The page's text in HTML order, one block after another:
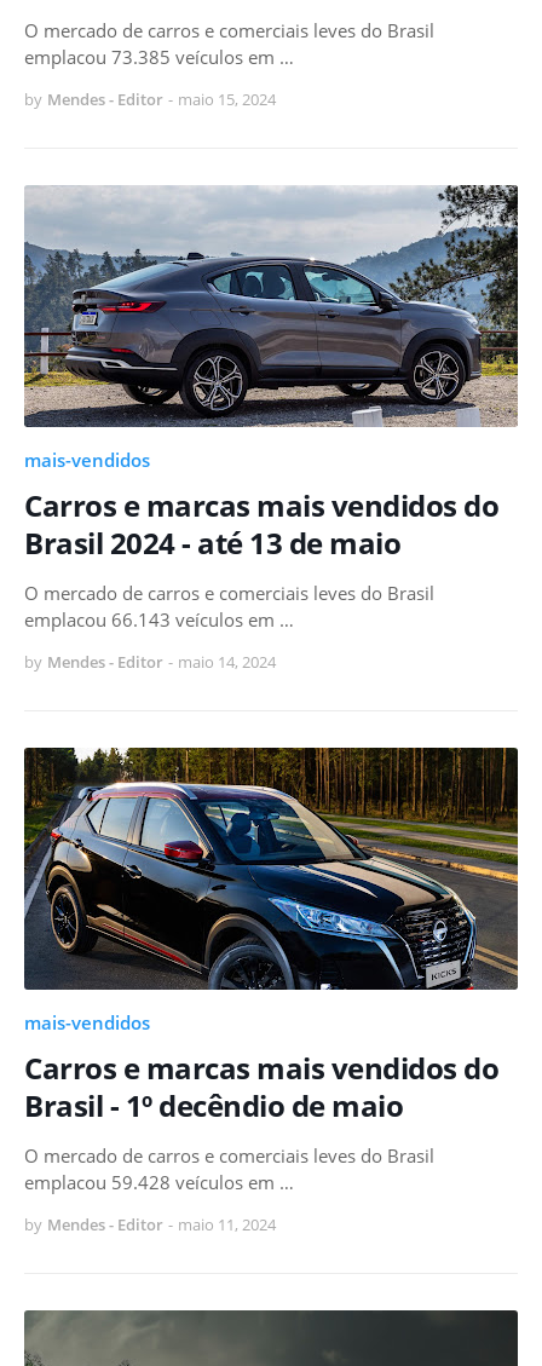
O mercado de carros e comerciais leves do Brasil
emplacou 73.385 veículos em …
by Mendes - Editor - maio 15, 2024
mais-vendidos
Carros e marcas mais vendidos do
Brasil 2024 - até 13 de maio
O mercado de carros e comerciais leves do Brasil
emplacou 66.143 veículos em …
by Mendes - Editor - maio 14, 2024
mais-vendidos
Carros e marcas mais vendidos do
Brasil - 1º decêndio de maio
O mercado de carros e comerciais leves do Brasil
emplacou 59.428 veículos em …
by Mendes - Editor - maio 11, 2024